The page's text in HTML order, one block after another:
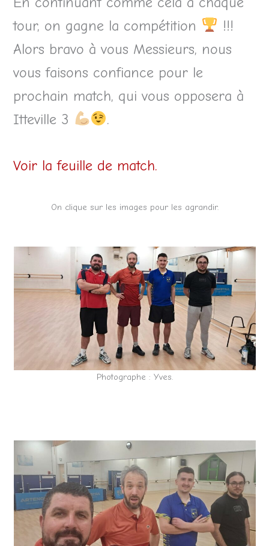
tour, on gagne la compétition
!!!
Alors bravo à vous Messieurs, nous
vous faisons confiance pour le
prochain match, qui vous opposera à
Itteville 3
.
Voir la feuille de match.
On clique sur les images pour les agrandir.
Photographe : Yves.